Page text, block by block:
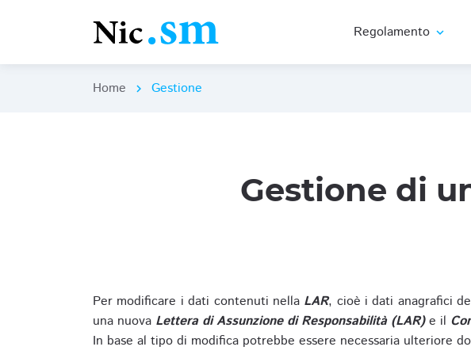
Regolamento expand_more
Home chevron_right Gestione
Gestione di
Per modificare i dati contenuti nella LAR, cioè i dati anagrafici
una nuova Lettera di Assunzione di Responsabilità (LAR)e il
In base al tipo di modifica potrebbe essere necessaria ulteriore